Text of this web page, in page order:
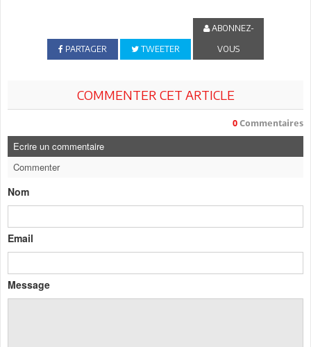
PARTAGER TWEETER
ABONNEZ-
VOUS
COMMENTER CET ARTICLE
0 Commentaires
Ecrire un commentaire
Commenter
Nom
Email
Message